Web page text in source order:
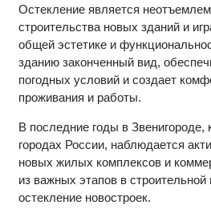
Остекление является
строительства новых зданий и
общей эстетике и
зданию законченный вид,
погодных условий и создает
проживания и работы.
В последние годы в Звенигороде,
городах России, наблюдается
новых жилых комплексов и
из важных этапов в строительной
остекление новостроек.